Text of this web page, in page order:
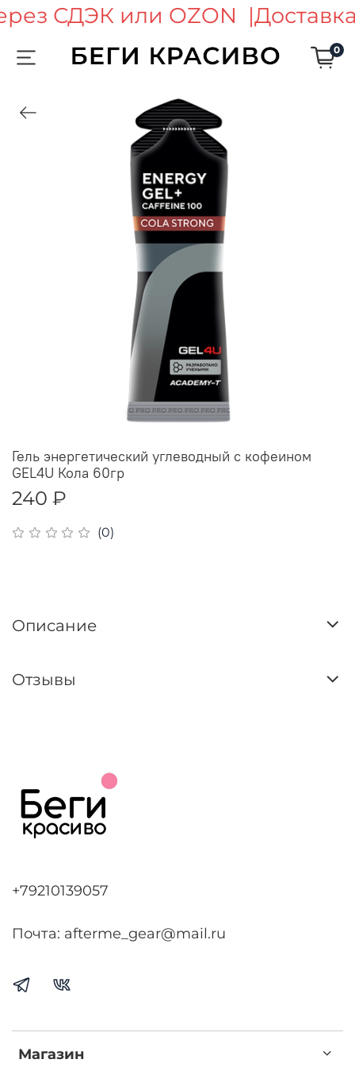
СДЭК или OZON |
0
(0)
Гель энергетический углеводный с кофеином
GEL4U Кола 60гр
240 ₽
Описание
Отзывы
Магазин
+79210139057
Почта: afterme_gear@mail.ru